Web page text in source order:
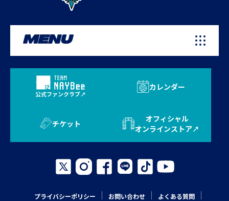
MENU
公式ファンクラブ
カレンダー
チケット
オフィシャル
オンラインストア
プライバシーポリシー お問い合わせ
よくある質問